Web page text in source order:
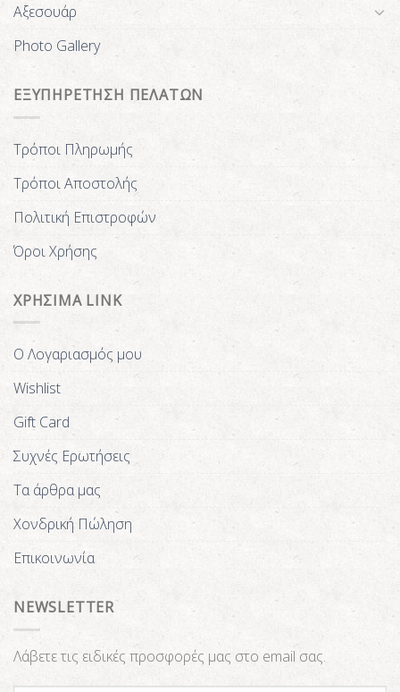
Αξεσουάρ
Photo Gallery
ΕΞΥΠΗΡΕΤΗΣΗ ΠΕΛΑΤΩΝ
Τρόποι Πληρωμής
Τρόποι Αποστολής
Πολιτική Επιστροφών
Όροι Χρήσης
ΧΡΗΣΙΜΑ LINK
Ο Λογαριασμός μου
Wishlist
Gift Card
Συχνές Ερωτήσεις
Τα άρθρα μας
Χονδρική Πώληση
Επικοινωνία
NEWSLETTER
Λάβετε τις ειδικές προσφορές μας στο email σας.